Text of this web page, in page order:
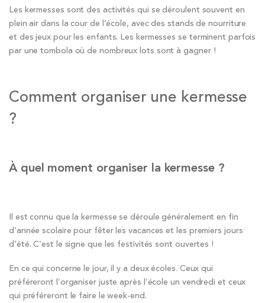
Les kermesses sont des activités qui se déroulent souvent en
plein air dans la cour de l’école, avec des stands de nourriture
et des jeux pour les enfants. Les kermesses se terminent parfois
par une tombola où de nombreux lots sont à gagner !
Comment organiser une kermesse
?
À quel moment organiser la kermesse ?
Il est connu que la kermesse se déroule généralement en fin
d’année scolaire pour fêter les vacances et les premiers jours
d’été. C’est le signe que les festivités sont ouvertes !
En ce qui concerne le jour, il y a deux écoles. Ceux qui
préféreront l’organiser juste après l’école un vendredi et ceux
qui préféreront le faire le week-end.